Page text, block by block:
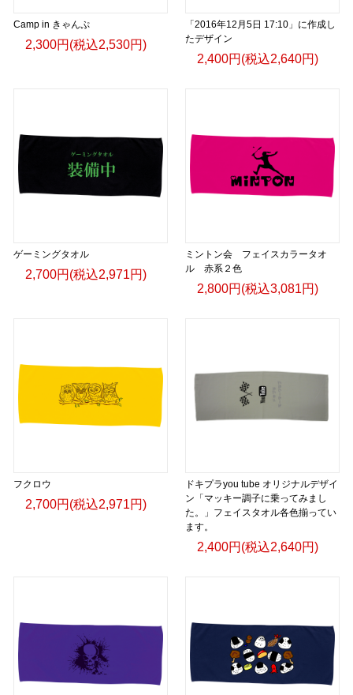
Camp in きゃんぷ
2,300円(税込2,530円)
「2016年12月5日 17:10」に作成し
たデザイン
2,400円(税込2,640円)
ゲーミングタオル
2,700円(税込2,971円)
ミントン会 フェイスカラータオ
ル 赤系２色
2,800円(税込3,081円)
フクロウ
2,700円(税込2,971円)
ドキプラyou tube オリジナルデザイ
ン「マッキー調子に乗ってみまし
た。」フェイスタオル各色揃ってい
ます。
2,400円(税込2,640円)